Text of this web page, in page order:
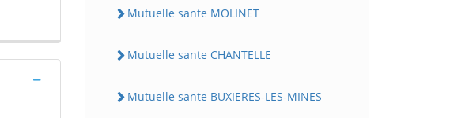
Mutuelle sante MOLINET
Mutuelle sante CHANTELLE
Mutuelle sante BUXIERES-LES-MINES